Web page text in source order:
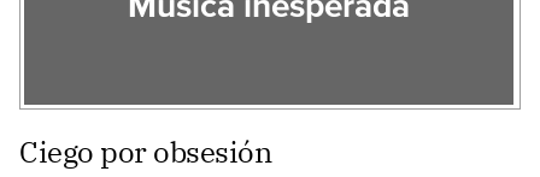
Música inesperada
Ciego por obsesión